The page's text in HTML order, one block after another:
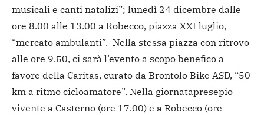
musicali e canti natalizi”; lunedì 24 dicembre dalle
ore 8.00 alle 13.00 a Robecco, piazza XXI luglio,
“mercato ambulanti”. Nella stessa piazza con ritrovo
alle ore 9.50, ci sarà l’evento a scopo benefico a
favore della Caritas, curato da Brontolo Bike ASD, “50
km a ritmo cicloamatore”. Nella giornatapresepio
vivente a Casterno (ore 17.00) e a Robecco (ore